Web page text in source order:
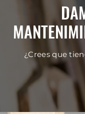
¿Crees que